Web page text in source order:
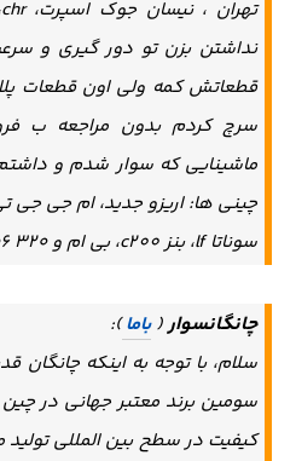
قطعاتش کمه ولی اون قطعات
سرچ کردم بدون مراجعه ب
ماشینایی که سوار شدم و داشتم :
سوناتا lf، بنز c200، بی ام و ۳۲۰ ۲۰۰۶
چانگانسوار(باما):
سلام، با توجه به اینکه چانگان
سومین برند معتبر جهانی در
کیفیت در سطح بین المللی تولید